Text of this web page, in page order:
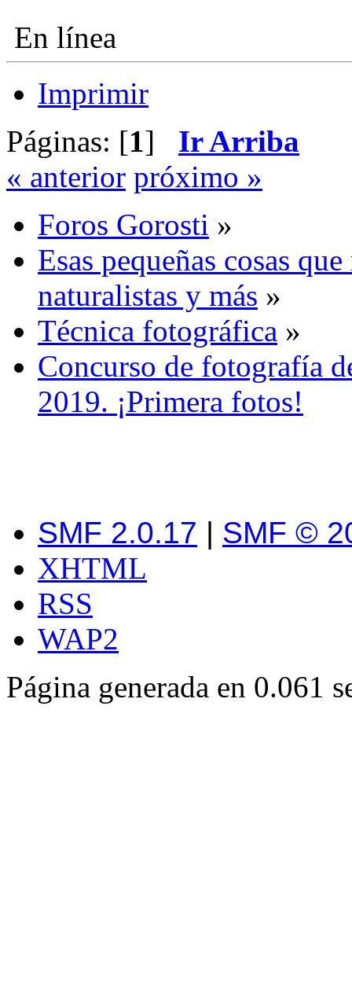
En línea
Imprimir
Páginas: [1] Ir Arriba
« anterior próximo »
Foros Gorosti »
Esas pequeñas cosas
naturalistas y más »
Técnica fotográfica »
Concurso de fotografía
2019. ¡Primera fotos!
SMF 2.0.17 | SMF ©
XHTML
RSS
WAP2
Página generada en 0.061